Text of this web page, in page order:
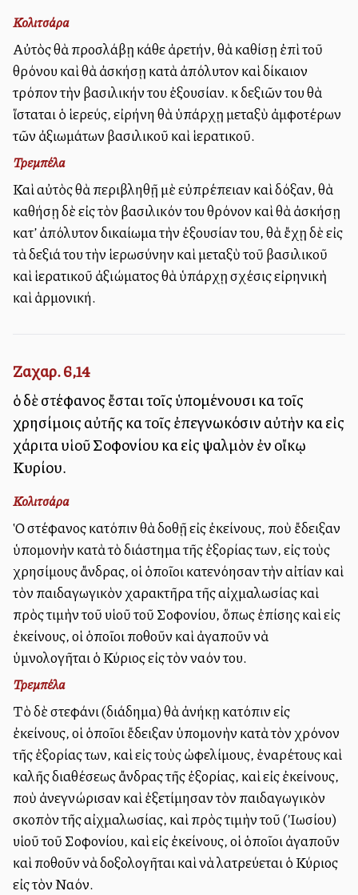
Κολιτσάρα
Αὐτὸς θὰ προσλάβῃ κάθε ἀρετήν, θὰ καθίσῃ ἐπὶ τοῦ
θρόνου καὶ θὰ ἀσκήσῃ κατὰ ἀπόλυτον καὶ δίκαιον
τρόπον τὴν βασιλικήν του ἐξουσίαν. Ἐκ δεξιῶν του θὰ
ἵσταται ὁ ἱερεύς, εἰρήνη θὰ ὑπάρχῃ μεταξὺ ἀμφοτέρων
τῶν ἀξιωμάτων βασιλικοῦ καὶ ἱερατικοῦ.
Τρεμπέλα
Καὶ αὐτὸς θὰ περιβληθῇ μὲ εὐπρέπειαν καὶ δόξαν, θὰ
καθήσῃ δὲ εἰς τὸν βασιλικόν του θρόνον καὶ θὰ ἀσκήσῃ
κατ’ ἀπόλυτον δικαίωμα τὴν ἐξουσίαν του, θὰ ἔχῃ δὲ εἰς
τὰ δεξιά του τὴν ἱερωσύνην καὶ μεταξὺ τοῦ βασιλικοῦ
καὶ ἱερατικοῦ ἀξιώματος θὰ ὑπάρχῃ σχέσις εἰρηνικὴ
καὶ ἁρμονική.
Ζαχαρ. 6,14
ὁ δὲ στέφανος ἔσται τοῖς ὑπομένουσι καὶ τοῖς
χρησίμοις αὐτῆς καὶ τοῖς ἐπεγνωκόσιν αὐτὴν καὶ εἰς
χάριτα υἱοῦ Σοφονίου καὶ εἰς ψαλμὸν ἐν οἴκῳ
Κυρίου.
Κολιτσάρα
Ὁ στέφανος κατόπιν θὰ δοθῇ εἰς ἐκείνους, ποὺ ἔδειξαν
ὑπομονὴν κατὰ τὸ διάστημα τῆς ἐξορίας των, εἰς τοὺς
χρησίμους ἄνδρας, οἱ ὁποῖοι κατενόησαν τὴν αἰτίαν καὶ
τὸν παιδαγωγικὸν χαρακτῆρα τῆς αἰχμαλωσίας καὶ
πρὸς τιμὴν τοῦ υἱοῦ τοῦ Σοφονίου, ὅπως ἐπίσης καὶ εἰς
ἐκείνους, οἱ ὁποῖοι ποθοῦν καὶ ἀγαποῦν νὰ
ὑμνολογῆται ὁ Κύριος εἰς τὸν ναόν του.
Τρεμπέλα
Τὸ δὲ στεφάνι (διάδημα) θὰ ἀνήκῃ κατόπιν εἰς
ἐκείνους, οἱ ὁποῖοι ἔδειξαν ὑπομονὴν κατὰ τὸν χρόνον
τῆς ἐξορίας των, καὶ εἰς τοὺς ὠφελίμους, ἐναρέτους καὶ
καλῆς διαθέσεως ἄνδρας τῆς ἐξορίας, καὶ εἰς ἐκείνους,
ποὺ ἀνεγνώρισαν καὶ ἐξετίμησαν τὸν παιδαγωγικὸν
σκοπὸν τῆς αἰχμαλωσίας, καὶ πρὸς τιμὴν τοῦ (Ἰωσίου)
υἱοῦ τοῦ Σοφονίου, καὶ εἰς ἐκείνους, οἱ ὁποῖοι ἀγαποῦν
καὶ ποθοῦν νὰ δοξολογῆται καὶ νὰ λατρεύεται ὁ Κύριος
εἰς τὸν Ναόν.